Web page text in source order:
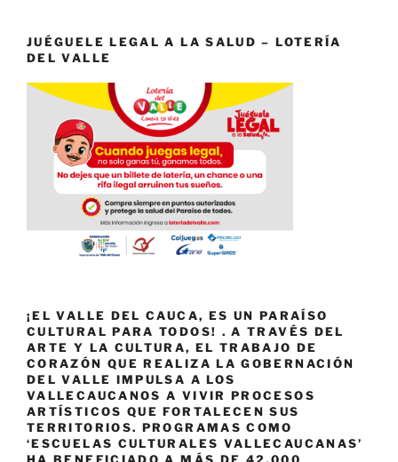
JUÉGUELE LEGAL A LA SALUD – LOTERÍA
DEL VALLE
¡EL VALLE DEL CAUCA, ES UN PARAÍSO
CULTURAL PARA TODOS! . A TRAVÉS DEL
ARTE Y LA CULTURA, EL TRABAJO DE
CORAZÓN QUE REALIZA LA GOBERNACIÓN
DEL VALLE IMPULSA A LOS
VALLECAUCANOS A VIVIR PROCESOS
ARTÍSTICOS QUE FORTALECEN SUS
TERRITORIOS. PROGRAMAS COMO
‘ESCUELAS CULTURALES VALLECAUCANAS’
HA BENEFICIADO A MÁS DE 42.000